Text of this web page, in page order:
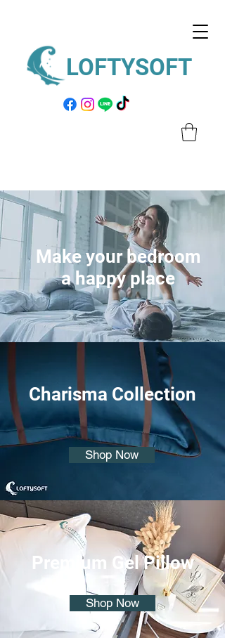
LOFTYSOFT
Make your bedroom
a happy place
Charisma Collection
Shop Now
Premium Gel Pillow
Shop Now